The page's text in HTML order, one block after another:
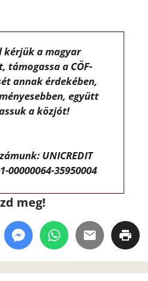
kérjük a magyar
támogassa a CÖF-
annak érdekében,
együtt
a közjót!
UNICREDIT
00000064-35950004
meg!